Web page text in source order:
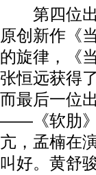
第四位出
原创新作《
的旋律，《
张恒远获得
而最后一位
——《软肋》
亢，孟楠在
叫好。黄舒